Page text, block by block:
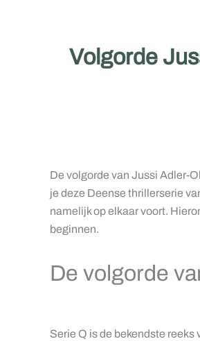
Volgorde
De volgorde van Jussi Adler-
je deze Deense thrillerserie
namelijk op elkaar voort.
beginnen.
De volgorde
Serie Q is de bekendste